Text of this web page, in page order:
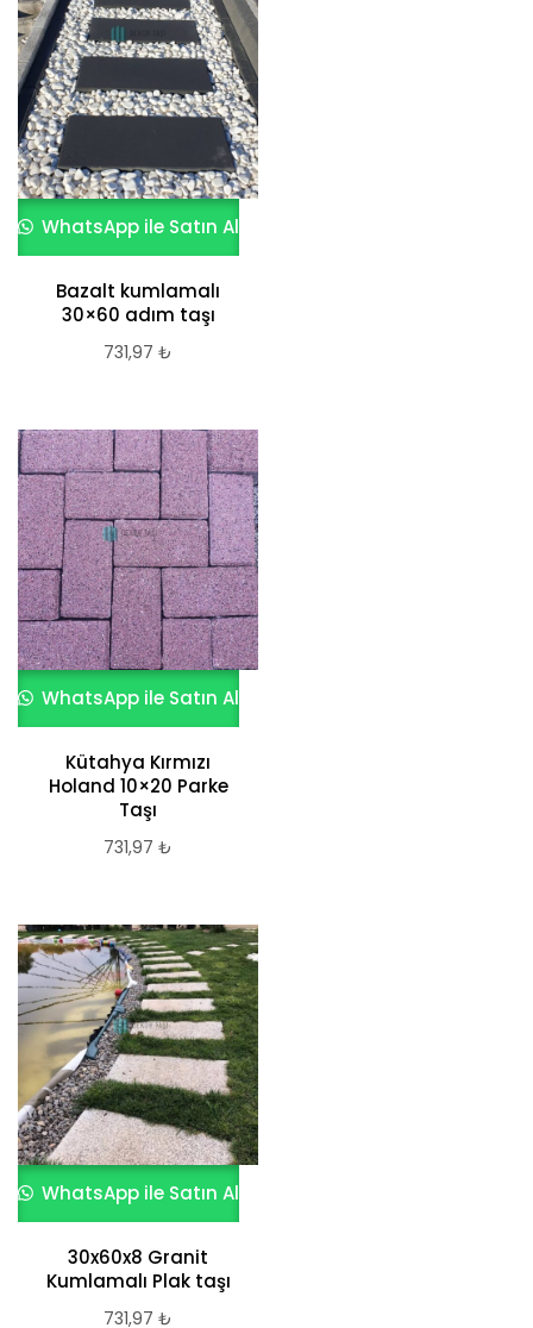
WhatsApp ile Satın Al
Bazalt kumlamalı
30×60 adım taşı
731,97 ₺
WhatsApp ile Satın Al
Kütahya Kırmızı
Holand 10×20 Parke
Taşı
731,97 ₺
WhatsApp ile Satın Al
30x60x8 Granit
Kumlamalı Plak taşı
731,97 ₺